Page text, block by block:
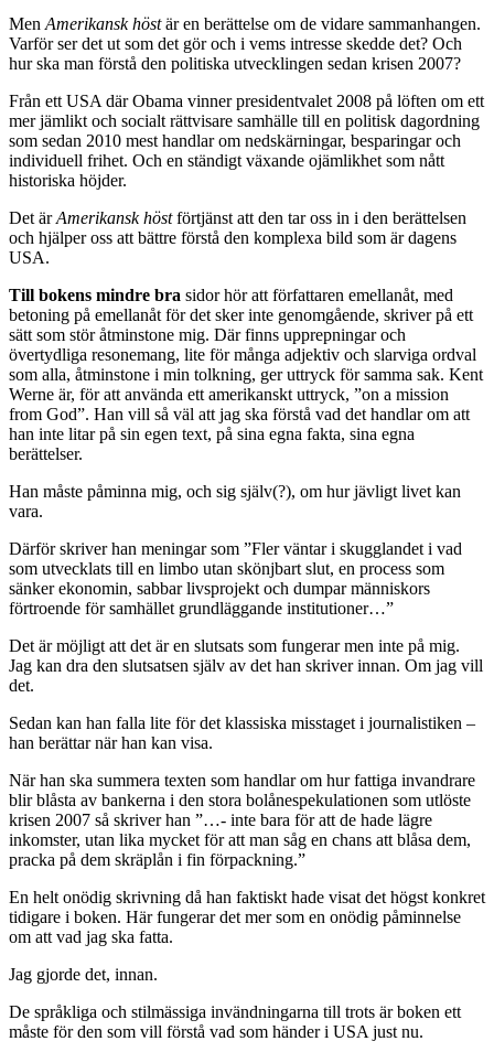
Kent Werne undgår en sådan kritik. Boken präglas av god
journalistik insikt och grundläggande research. Likt Kadhammar rör
samhällets utkant. Likt Kadhammar visar han att denna utkant
numera är en del av dess kärna.
MenAmerikansk höstär en berättelse om de vidare sammanhangen.
Varför ser det ut som det gör och i vems intresse skedde det? Och
Från ett USA där Obama vinner presidentvalet 2008 på löften om ett
mer jämlikt och socialt rättvisare samhälle till en politisk dagordning
individuell frihet. Och en ständigt växande ojämlikhet som nått
historiska höjder.
Det ärAmerikansk höstförtjänst att den tar oss in i den berättelsen
och hjälper oss att bättre förstå den komplexa bild som är dagens
USA.
Till bokens mindre bra sidor hör att författaren emellanåt, med
betoning på emellanåt för det sker inte genomgående, skriver på ett
övertydliga resonemang, lite för många adjektiv och slarviga ordval
som alla, åtminstone i min tolkning, ger uttryck för samma sak. Kent
from God”. Han vill så väl att jag ska förstå vad det handlar om att
han inte litar på sin egen text, på sina egna fakta, sina egna
berättelser.
vara.
Därför skriver han meningar som ”Fler väntar i skugglandet i vad
sänker ekonomin, sabbar livsprojekt och dumpar människors
förtroende för samhället grundläggande institutioner…”
Det är möjligt att det är en slutsats som fungerar men inte på mig.
Jag kan dra den slutsatsen själv av det han skriver innan. Om jag vill
det.
Sedan kan han falla lite för det klassiska misstaget i journalistiken –
När han ska summera texten som handlar om hur fattiga invandrare
blir blåsta av bankerna i den stora bolånespekulationen som utlöste
inkomster, utan lika mycket för att man såg en chans att blåsa dem,
En helt onödig skrivning då han faktiskt hade visat det högst konkret